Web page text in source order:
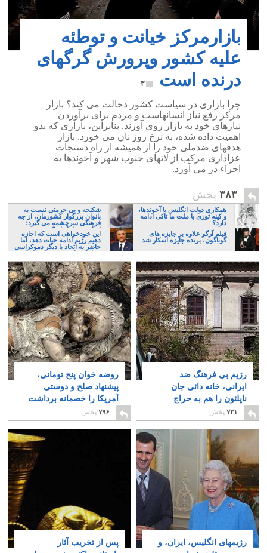
بازارمرکز خیانت و توطئه
علیه کشور وپرورش گرگهای
درنده است
۳
چرا بازاری در سیاست کشور دخالت می کند؟ بازار
مرکز رفع نیاز انسانهاست و مردم برای برآوردن
نیازهای خود به بازار روی آورند. بنابراین، بازاری که بدو
اهمیت داده شده، به نرخ روز نان می خورد. بازار
هدفهای ضدملی خود را از همیشه از راه دستجات
عزاداری مرکب از لاتهای جنوب شهر و آخوندها به
اجراء در می آورد.
۳۸۳ پخش
همکاری دولت انگلیس با آخوندها،
و کینه توزی با ملت ما تاکی ادامه
دارد؟
شکنجه و بی حرمتی نسبت به
بانوان بزرگوار کشورمان، از چه
فرهنگی سرچشمه می گیرد؛
ایرانی، و یا تازیان؟
فیلم آرگو علاوه بر جایزه های
گوناگون، برنده جایزه اسکار شد
این خودخواهی است که اجازه
دهیم رژیم ادامه حیات دهد، اما
حاضر به اتحاد با دیگر دموکراسی
خواهان نباشیم!
رژیم بی فرهنگ ضد
ایرانی، خانه دائی جان
ناپلئون را هم به حراج
گذاشت
۷۲۱ پخش
روضه خوان پنج تومانی،
پیشنهاد صلح و دوستی
آمریکا را خصمانه برداشت
می کند
۷۹۶ پخش
رژیمهای انگلیس، ایران، و
پس از تخریب آثار